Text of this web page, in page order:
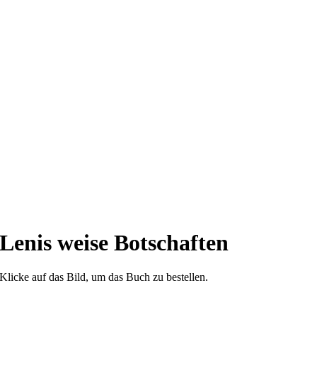
Lenis weise Botschaften
Klicke auf das Bild, um das Buch zu bestellen.